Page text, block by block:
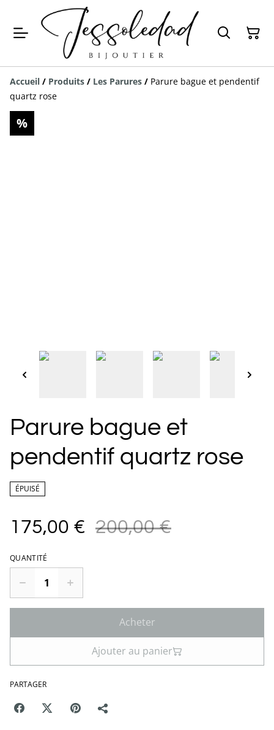
Accueil / Produits / Les Parures / Parure bague et pendentif
quartz rose
%
Parure bague et
pendentif quartz rose
ÉPUISÉ
175,00 € 200,00 €
QUANTITÉ
Acheter
Ajouter au panier
PARTAGER